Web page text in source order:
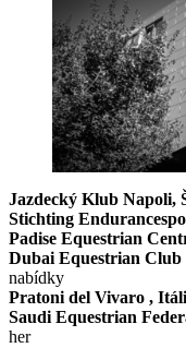
Jazdecký Klub Napoli,
Stichting
Padise Equestrian
Dubai Equestrian
nabídky
Pratoni del Vivaro ,
Saudi Equestrian
her